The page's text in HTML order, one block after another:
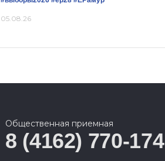
05.08.26
Общественная приемная
8 (4162) 770-174